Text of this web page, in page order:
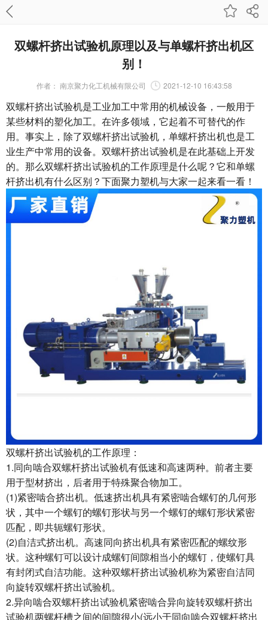
双螺杆挤出试验机原理以及与单螺杆挤出机区
别！
作者： 南京聚力化工机械有限公司 2021-12-10 16:43:58
双螺杆挤出试验机是工业加工中常用的机械设备，一般用于
某些材料的塑化加工。在许多领域，它起着不可替代的作
用。事实上，除了双螺杆挤出试验机，单螺杆挤出机也是工
业生产中常用的设备。双螺杆挤出试验机是在此基础上开发
的。那么双螺杆挤出试验机的工作原理是什么呢？它和单螺
杆挤出机有什么区别？下面聚力塑机与大家一起来看一看！
双螺杆挤出试验机的工作原理：
1.同向啮合双螺杆挤出试验机有低速和高速两种。前者主要
用于型材挤出，后者用于特殊聚合物加工。
(1)紧密啮合挤出机。低速挤出机具有紧密啮合螺钉的几何形
状，其中一个螺钉的螺钉形状与另一个螺钉的螺钉形状紧密
匹配，即共轭螺钉形状。
(2)自洁式挤出机。高速同向挤出机具有紧密匹配的螺纹形
状。这种螺钉可以设计成螺钉间隙相当小的螺钉，使螺钉具
有封闭式自洁功能。这种双螺杆挤出试验机称为紧密自洁同
向旋转双螺杆挤出试验机。
2.异向啮合双螺杆挤出试验机紧密啮合异向旋转双螺杆挤出
试验机两螺杆槽之间的间隙很小(远小于同向啮合双螺杆挤出